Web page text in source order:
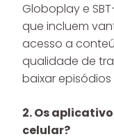
Globoplay e
que incluem
acesso a
qualidade de
baixar
2. Os
celular?